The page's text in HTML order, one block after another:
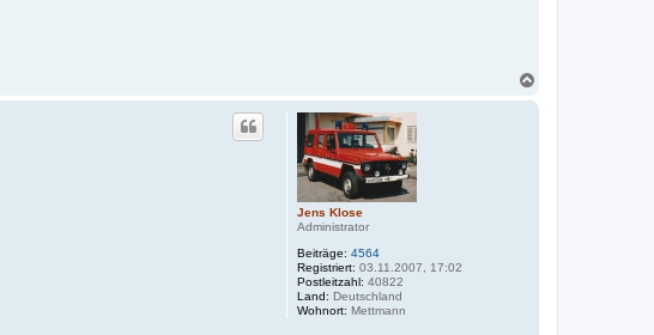
Jens Klose
Administrator
Beiträge: 4564
Registriert: 03.11.2007, 17:02
Postleitzahl: 40822
Land: Deutschland
Wohnort: Mettmann